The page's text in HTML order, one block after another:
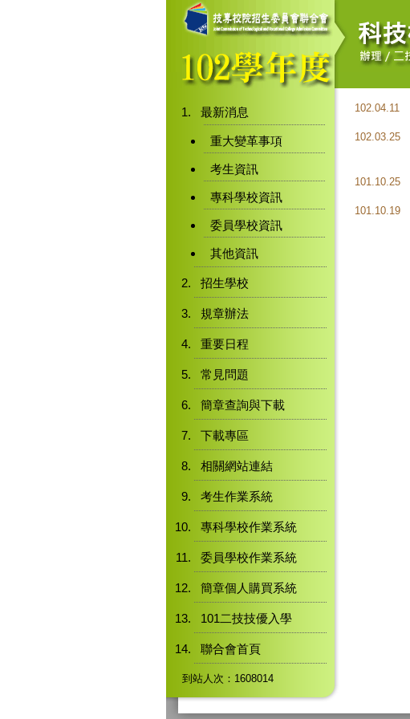
最新消息
重大變革事項
考生資訊
專科學校資訊
委員學校資訊
其他資訊
招生學校
規章辦法
重要日程
常見問題
簡章查詢與下載
下載專區
相關網站連結
考生作業系統
專科學校作業系統
委員學校作業系統
簡章個人購買系統
101二技技優入學
聯合會首頁
到站人次：1608014
102.04.11
102.03.25
101.10.25
101.10.19